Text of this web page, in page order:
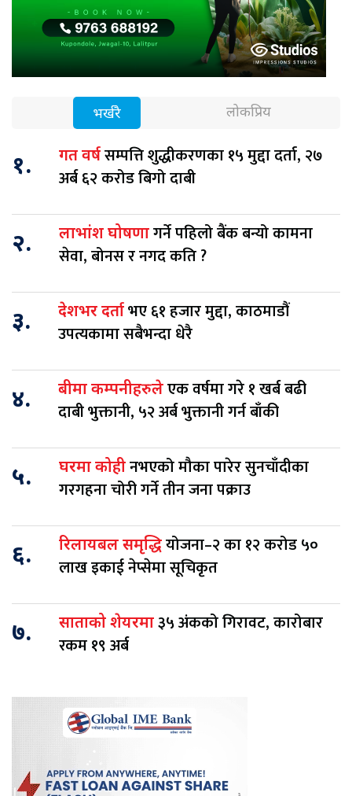
भर्खरै लोकप्रिय
१. गत वर्षसम्पत्ति शुद्धीकरणका १५ मुद्दा दर्ता, २७
अर्ब ६२ करोड बिगो दाबी
२. लाभांश घोषणागर्ने पहिलो बैंक बन्यो कामना
सेवा, बोनस र नगद कति ?
३. देशभर दर्ताभए ६१ हजार मुद्दा, काठमाडौं
उपत्यकामा सबैभन्दा धेरै
४. बीमा कम्पनीहरुलेएक वर्षमा गरे १ खर्ब बढी
दाबी भुक्तानी, ५२ अर्ब भुक्तानी गर्न बाँकी
५. घरमा कोहीनभएको मौका पारेर सुनचाँदीका
गरगहना चोरी गर्ने तीन जना पक्राउ
६. रिलायबल समृद्धियोजना–२ का १२ करोड ५०
लाख इकाई नेप्सेमा सूचिकृत
७. साताको शेयरमा३५ अंकको गिरावट, कारोबार
रकम १९ अर्ब